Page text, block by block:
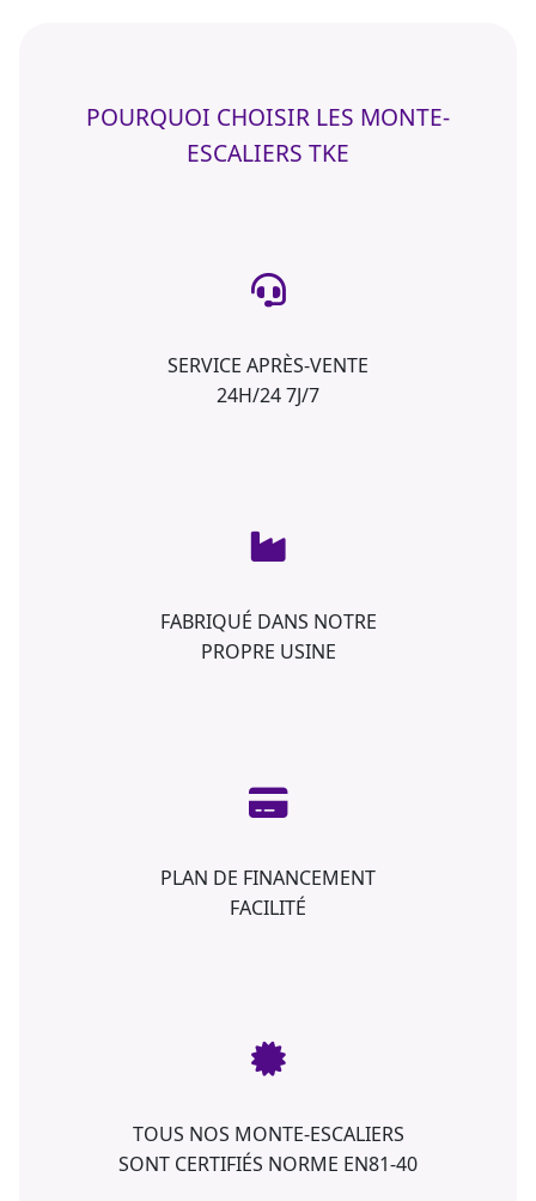
POURQUOI CHOISIR LES MONTE-
ESCALIERS TKE
SERVICE APRÈS-VENTE
24H/24 7J/7
FABRIQUÉ DANS NOTRE
PROPRE USINE
PLAN DE FINANCEMENT
FACILITÉ
TOUS NOS MONTE-ESCALIERS
SONT CERTIFIÉS NORME EN81-40